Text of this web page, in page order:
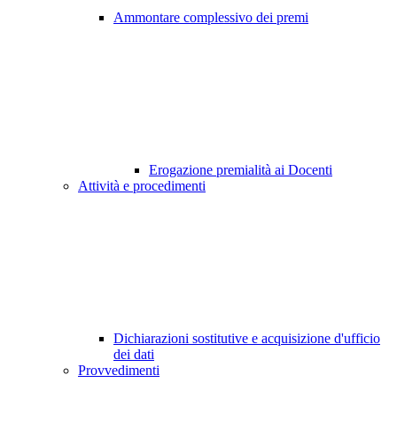
Ammontare complessivo dei premi
Erogazione premialità ai Docenti
Attività e procedimenti
Dichiarazioni sostitutive e acquisizione d'ufficio
dei dati
Provvedimenti